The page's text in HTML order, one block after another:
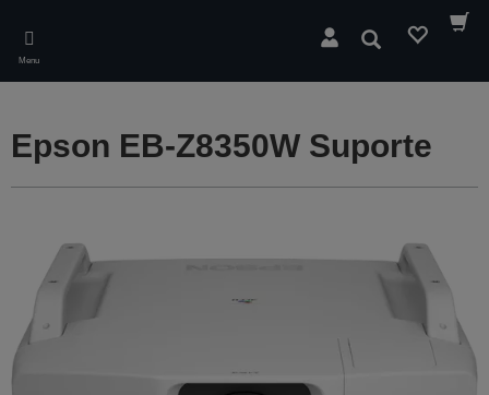
main
content
Menu
Pesquisar
Epson EB-Z8350W Suporte